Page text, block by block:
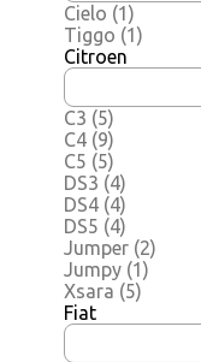
Cielo (1)
Tiggo (1)
Citroen
C3 (5)
C4 (9)
C5 (5)
DS3 (4)
DS4 (4)
DS5 (4)
Jumper (2)
Jumpy (1)
Xsara (5)
Fiat